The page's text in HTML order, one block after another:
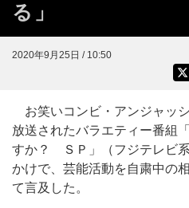
る」
2020年9月25日 / 10:50
お笑いコンビ・アンジャッ
放送されたバラエティー番組
すか？ ＳＰ」（フジテレビ
かけで、芸能活動を自粛中の
て言及した。